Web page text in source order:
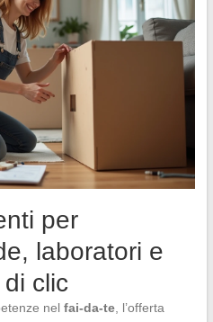
per
laboratori e
clic
nel fai-da-te, l’offerta